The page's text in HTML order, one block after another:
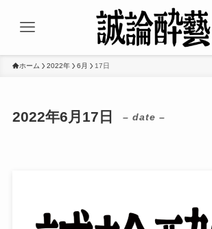
ホーム 2022年 6月 17日
2022年6月17日 – date –